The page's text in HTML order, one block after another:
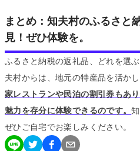
まとめ：知夫村のふるさと
見！ぜひ体験を。
ふるさと納税の返礼品、どれを選
夫村からは、地元の特産品を活か
家レストランや民泊の割引券もあ
魅力を存分に体験できるのです。
ぜひご自宅でお楽しみください。